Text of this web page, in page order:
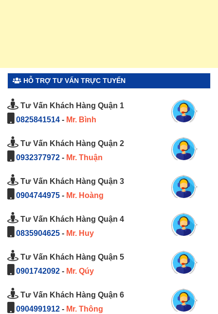
HỖ TRỢ TƯ VẤN TRỰC TUYẾN
Tư Vấn Khách Hàng Quận 1
0825841514 - Mr. Bình
Tư Vấn Khách Hàng Quận 2
0932377972 - Mr. Thuận
Tư Vấn Khách Hàng Quận 3
0904744975 - Mr. Hoàng
Tư Vấn Khách Hàng Quận 4
0835904625 - Mr. Huy
Tư Vấn Khách Hàng Quận 5
0901742092 - Mr. Qúy
Tư Vấn Khách Hàng Quận 6
0904991912 - Mr. Thông